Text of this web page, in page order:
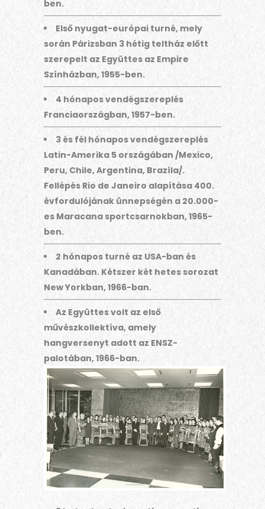
ben.
Első nyugat-európai turné, mely
során Párizsban 3 hétig teltház előtt
szerepelt az Együttes az Empire
Színházban, 1955-ben.
4 hónapos vendégszereplés
Franciaországban, 1957-ben.
3 és fél hónapos vendégszereplés
Latin-Amerika 5 országában /Mexico,
Peru, Chile, Argentina, Brazíla/.
Fellépés Rio de Janeiro alapítása 400.
évfordulójának ünnepségén a 20.000-
es Maracana sportcsarnokban, 1965-
ben.
2 hónapos turné az USA-ban és
Kanadában. Kétszer két hetes sorozat
New Yorkban, 1966-ban.
Az Együttes volt az első
művészkollektíva, amely
hangversenyt adott az ENSZ-
palotában, 1966-ban.